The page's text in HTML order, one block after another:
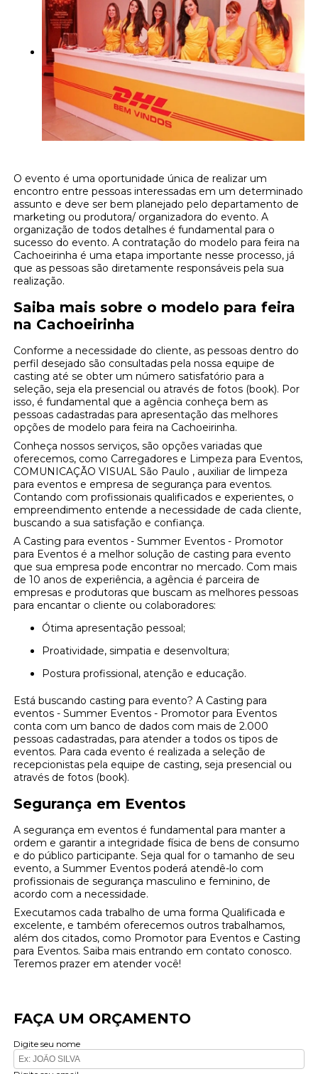
O evento é uma oportunidade única de realizar um
encontro entre pessoas interessadas em um determinado
assunto e deve ser bem planejado pelo departamento de
marketing ou produtora/ organizadora do evento. A
organização de todos detalhes é fundamental para o
sucesso do evento. A contratação do modelo para feira na
Cachoeirinha é uma etapa importante nesse processo, já
que as pessoas são diretamente responsáveis pela sua
realização.
Saiba mais sobre o modelo para feira
na Cachoeirinha
Conforme a necessidade do cliente, as pessoas dentro do
perfil desejado são consultadas pela nossa equipe de
casting até se obter um número satisfatório para a
seleção, seja ela presencial ou através de fotos (book). Por
isso, é fundamental que a agência conheça bem as
pessoas cadastradas para apresentação das melhores
opções de modelo para feira na Cachoeirinha.
Conheça nossos serviços, são opções variadas que
oferecemos, como Carregadores e Limpeza para Eventos,
COMUNICAÇÃO VISUAL São Paulo , auxiliar de limpeza
para eventos e empresa de segurança para eventos.
Contando com profissionais qualificados e experientes, o
empreendimento entende a necessidade de cada cliente,
buscando a sua satisfação e confiança.
A Casting para eventos - Summer Eventos - Promotor
para Eventos é a melhor solução de casting para evento
que sua empresa pode encontrar no mercado. Com mais
de 10 anos de experiência, a agência é parceira de
empresas e produtoras que buscam as melhores pessoas
para encantar o cliente ou colaboradores:
Ótima apresentação pessoal;
Proatividade, simpatia e desenvoltura;
Postura profissional, atenção e educação.
Está buscando casting para evento? A Casting para
eventos - Summer Eventos - Promotor para Eventos
conta com um banco de dados com mais de 2.000
pessoas cadastradas, para atender a todos os tipos de
eventos. Para cada evento é realizada a seleção de
recepcionistas pela equipe de casting, seja presencial ou
através de fotos (book).
Segurança em Eventos
A segurança em eventos é fundamental para manter a
ordem e garantir a integridade física de bens de consumo
e do público participante. Seja qual for o tamanho de seu
evento, a Summer Eventos poderá atendê-lo com
profissionais de segurança masculino e feminino, de
acordo com a necessidade.
Executamos cada trabalho de uma forma Qualificada e
excelente, e também oferecemos outros trabalhamos,
além dos citados, como Promotor para Eventos e Casting
para Eventos. Saiba mais entrando em contato conosco.
Teremos prazer em atender você!
FAÇA UM ORÇAMENTO
Digite seu nome